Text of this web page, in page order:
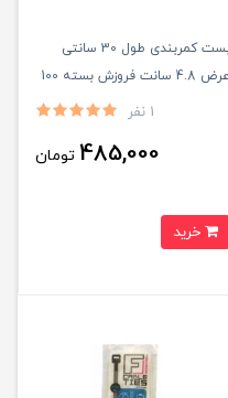
بست کمربندی طول 30 سانتی
عرض 4.8 سانت فروزش بسته 100
1 نفر
485,000 تومان